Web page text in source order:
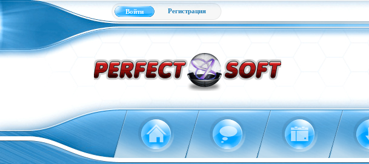
Войти Регистрация